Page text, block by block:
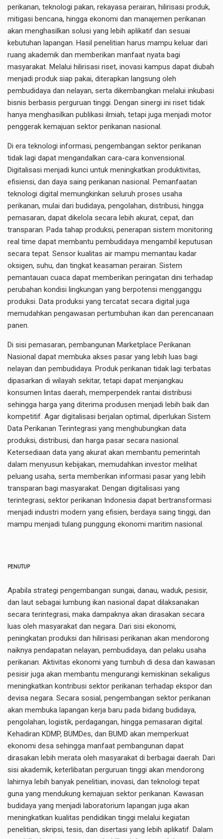
perikanan, teknologi pakan, rekayasa perairan, hilirisasi produk,
mitigasi bencana, hingga ekonomi dan manajemen perikanan
akan menghasilkan solusi yang lebih aplikatif dan sesuai
kebutuhan lapangan. Hasil penelitian harus mampu keluar dari
ruang akademik dan memberikan manfaat nyata bagi
masyarakat. Melalui hilirisasi riset, inovasi kampus dapat diubah
menjadi produk siap pakai, diterapkan langsung oleh
pembudidaya dan nelayan, serta dikembangkan melalui inkubasi
bisnis berbasis perguruan tinggi. Dengan sinergi ini riset tidak
hanya menghasilkan publikasi ilmiah, tetapi juga menjadi motor
penggerak kemajuan sektor perikanan nasional.
Di era teknologi informasi, pengembangan sektor perikanan
tidak lagi dapat mengandalkan cara-cara konvensional.
Digitalisasi menjadi kunci untuk meningkatkan produktivitas,
efisiensi, dan daya saing perikanan nasional. Pemanfaatan
teknologi digital memungkinkan seluruh proses usaha
perikanan, mulai dari budidaya, pengolahan, distribusi, hingga
pemasaran, dapat dikelola secara lebih akurat, cepat, dan
transparan. Pada tahap produksi, penerapan sistem monitoring
real time dapat membantu pembudidaya mengambil keputusan
secara tepat. Sensor kualitas air mampu memantau kadar
oksigen, suhu, dan tingkat keasaman perairan. Sistem
pemantauan cuaca dapat memberikan peringatan dini terhadap
perubahan kondisi lingkungan yang berpotensi mengganggu
produksi. Data produksi yang tercatat secara digital juga
memudahkan pengawasan pertumbuhan ikan dan perencanaan
panen.
Di sisi pemasaran, pembangunan Marketplace Perikanan
Nasional dapat membuka akses pasar yang lebih luas bagi
nelayan dan pembudidaya. Produk perikanan tidak lagi terbatas
dipasarkan di wilayah sekitar, tetapi dapat menjangkau
konsumen lintas daerah, memperpendek rantai distribusi
sehingga harga yang diterima produsen menjadi lebih baik dan
kompetitif. Agar digitalisasi berjalan optimal, diperlukan Sistem
Data Perikanan Terintegrasi yang menghubungkan data
produksi, distribusi, dan harga pasar secara nasional.
Ketersediaan data yang akurat akan membantu pemerintah
dalam menyusun kebijakan, memudahkan investor melihat
peluang usaha, serta memberikan informasi pasar yang lebih
transparan bagi masyarakat. Dengan digitalisasi yang
terintegrasi, sektor perikanan Indonesia dapat bertransformasi
menjadi industri modern yang efisien, berdaya saing tinggi, dan
mampu menjadi tulang punggung ekonomi maritim nasional.
PENUTUP
Apabila strategi pengembangan sungai, danau, waduk, pesisir,
dan laut sebagai lumbung ikan nasional dapat dilaksanakan
secara terintegrasi, maka dampaknya akan dirasakan secara
luas oleh masyarakat dan negara. Dari sisi ekonomi,
peningkatan produksi dan hilirisasi perikanan akan mendorong
naiknya pendapatan nelayan, pembudidaya, dan pelaku usaha
perikanan. Aktivitas ekonomi yang tumbuh di desa dan kawasan
pesisir juga akan membantu mengurangi kemiskinan sekaligus
meningkatkan kontribusi sektor perikanan terhadap ekspor dan
devisa negara. Secara sosial, pengembangan sektor perikanan
akan membuka lapangan kerja baru pada bidang budidaya,
pengolahan, logistik, perdagangan, hingga pemasaran digital.
Kehadiran KDMP, BUMDes, dan BUMD akan memperkuat
ekonomi desa sehingga manfaat pembangunan dapat
dirasakan lebih merata oleh masyarakat di berbagai daerah. Dari
sisi akademik, keterlibatan perguruan tinggi akan mendorong
lahirnya lebih banyak penelitian, inovasi, dan teknologi tepat
guna yang mendukung kemajuan sektor perikanan. Kawasan
budidaya yang menjadi laboratorium lapangan juga akan
meningkatkan kualitas pendidikan tinggi melalui kegiatan
penelitian, skripsi, tesis, dan disertasi yang lebih aplikatif. Dalam